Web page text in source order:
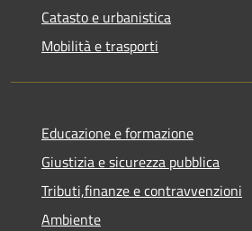
Catasto e urbanistica
Mobilità e trasporti
Educazione e formazione
Giustizia e sicurezza pubblica
Tributi,finanze e contravvenzioni
Ambiente